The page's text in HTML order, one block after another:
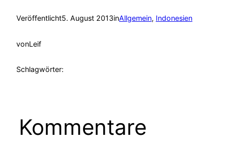
Veröffentlicht5. August 2013inAllgemein, Indonesien
vonLeif
Schlagwörter:
Kommentare